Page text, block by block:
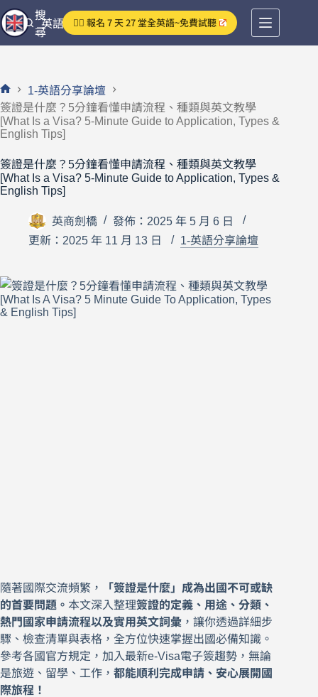
跳
至
主
容
英語分享論壇
搜
尋
👉🏻 報名 7 天 27 堂全英語~免費試聽
首
頁
1-英語分享論壇
簽證是什麼？5分鐘看懂申請流程、種類與英文教學
[What Is a Visa? 5-Minute Guide to Application, Types &
English Tips]
簽證是什麼？5分鐘看懂申請流程、種類與英文教學
[What Is a Visa? 5-Minute Guide to Application, Types &
English Tips]
英商劍橋
發佈：2025 年 5 月 6 日
更新：2025 年 11 月 13 日
1-英語分享論壇
隨著國際交流頻繁，
「簽證是什麼」成為出國不可或缺
的首要問題。 本文深入整理簽證的定義、用途、分類、
熱門國家申請流程以及實用英文詞彙 ，讓你透過詳細步
驟、檢查清單與表格，全方位快速掌握出國必備知識。
參考各國官方規定，加入最新e-Visa電子簽趨勢，無論
是旅遊、留學、工作， 都能順利完成申請、安心展開國
際旅程！